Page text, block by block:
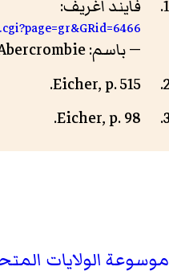
فايند اغريف:
— باسم: John Joseph Abercrombie — تاريخ الاطلاع: 9 أكتوبر 2017
Eicher, p. 515.
Eicher, p. 98.
موسوعة الولايات